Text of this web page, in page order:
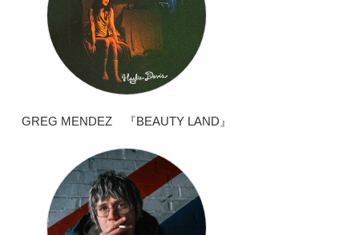
GREG MENDEZ 『BEAUTY LAND』